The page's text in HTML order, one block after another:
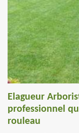
Elagueur
professionnel
rouleau